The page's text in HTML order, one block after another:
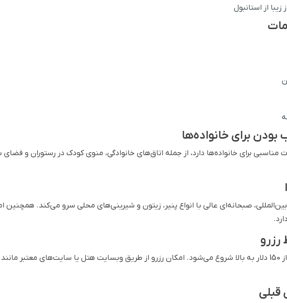
زیبا از استانبول
مناسبی برای خانواده‌ها دارد، از جمله اتاق‌های خانوادگی، منوی کودک در رستوران و فضای
صبحانه‌ای عالی با انواع پنیر، زیتون و شیرینی‌های محلی سرو می‌کند. همچنین
قیمت اتاق‌ها بسته به فصل از 150 دلار به بالا شروع می‌شود. امکان رزرو از طریق وبسایت هتل یا سایت‌های معتبر مانند